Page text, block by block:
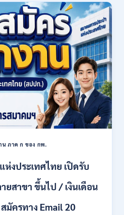
น ภาค ก ของ กพ.
งประเทศไทย เปิดรับ
ยสาขา ขึ้นไป / เงินเดือน
มัครทาง Email 20